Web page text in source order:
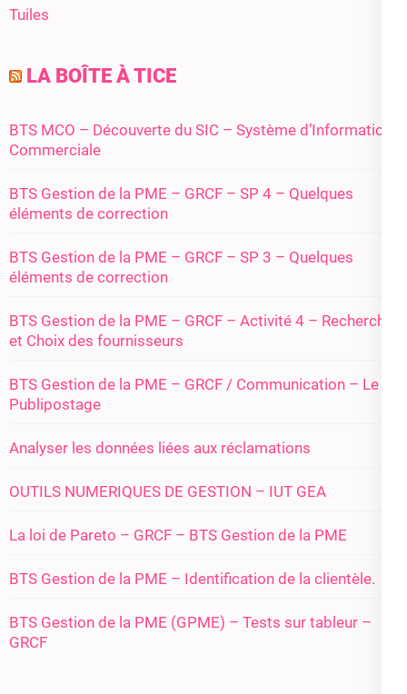
Tuiles
LA BOÎTE À TICE
BTS MCO – Découverte du SIC – Système d’Information
Commerciale
BTS Gestion de la PME – GRCF – SP 4 – Quelques
éléments de correction
BTS Gestion de la PME – GRCF – SP 3 – Quelques
éléments de correction
BTS Gestion de la PME – GRCF – Activité 4 – Recherche
et Choix des fournisseurs
BTS Gestion de la PME – GRCF / Communication – Le
Publipostage
Analyser les données liées aux réclamations
OUTILS NUMERIQUES DE GESTION – IUT GEA
La loi de Pareto – GRCF – BTS Gestion de la PME
BTS Gestion de la PME – Identification de la clientèle.
BTS Gestion de la PME (GPME) – Tests sur tableur –
GRCF